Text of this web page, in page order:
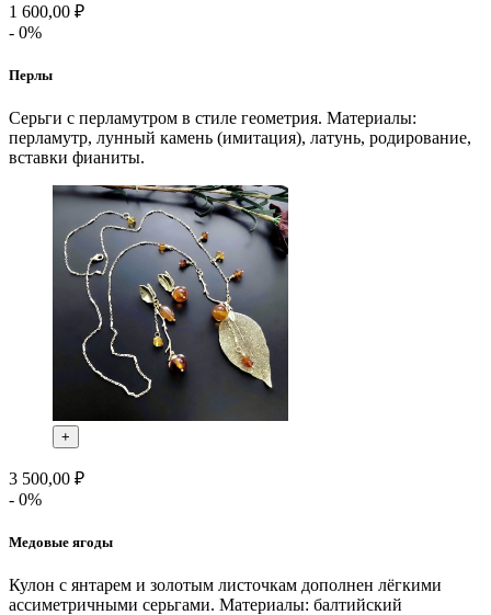
1 600,00 ₽
- 0%
Перлы
Серьги с перламутром в стиле геометрия. Материалы:
перламутр, лунный камень (имитация), латунь, родирование,
вставки фианиты.
+
3 500,00 ₽
- 0%
Медовые ягоды
Кулон с янтарем и золотым листочкам дополнен лёгкими
ассиметричными серьгами. Материалы: балтийский